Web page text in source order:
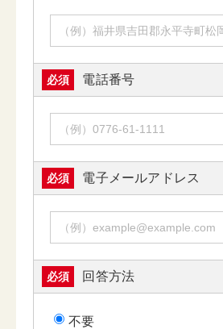
必須 電話番号
必須 電子メールアドレス
必須 回答方法
不要